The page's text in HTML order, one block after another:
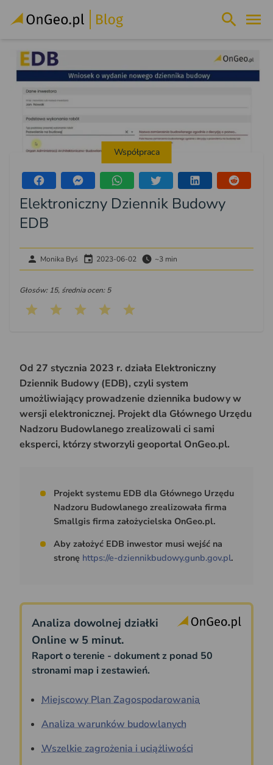
Współpraca
Elektroniczny Dziennik Budowy
EDB
Monika Byś 2023-06-02 ~3 min
Głosów: 15, średnia ocen: 5
Od 27 stycznia 2023 r. działa Elektroniczny
Dziennik Budowy (EDB), czyli system
umożliwiający prowadzenie dziennika budowy w
wersji elektronicznej. Projekt dla Głównego Urzędu
Nadzoru Budowlanego zrealizowali ci sami
eksperci, którzy stworzyli geoportal OnGeo.pl.
Projekt systemu EDB dla Głównego Urzędu
Nadzoru Budowlanego zrealizowała firma
Smallgis firma założycielska OnGeo.pl.
Aby założyć EDB inwestor musi wejść na
stronę https://e-dziennikbudowy.gunb.gov.pl.
Analiza dowolnej działki
Online w 5 minut.
Raport o terenie - dokument z ponad 50
stronami map i zestawień.
Miejscowy Plan Zagospodarowania
Analiza warunków budowlanych
Wszelkie zagrożenia i uciążliwości